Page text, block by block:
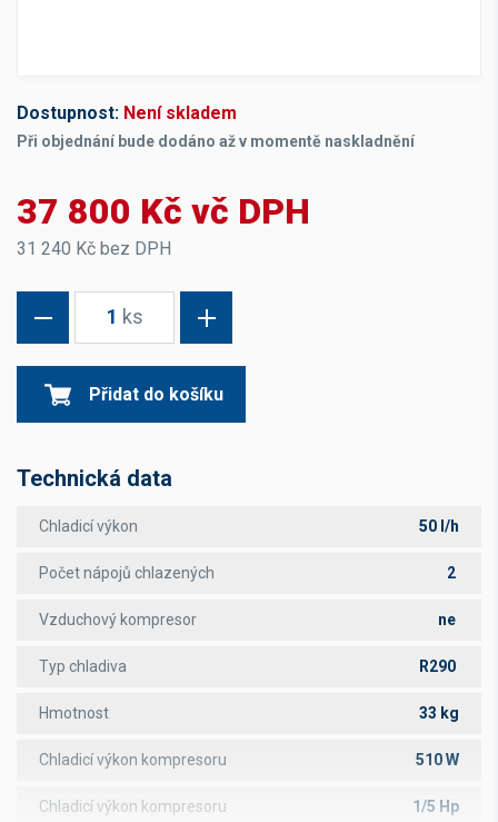
Dostupnost: Není skladem
Při objednání bude dodáno až v momentě naskladnění
37 800 Kč vč DPH
31 240 Kč bez DPH
1 ks
Přidat do košíku
Technická data
Chladicí výkon 50 l/h
Počet nápojů chlazených 2
Vzduchový kompresor ne
Typ chladiva R290
Hmotnost 33 kg
Chladicí výkon kompresoru 510 W
Chladicí výkon kompresoru 1/5 Hp